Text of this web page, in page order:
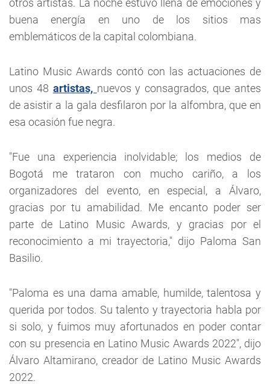
otros artistas. La noche estuvo llena de emociones y
buena energía en uno de los sitios mas
emblemáticos de la capital colombiana.
Latino Music Awards contó con las actuaciones de
unos 48 artistas, nuevos y consagrados, que antes
de asistir a la gala desfilaron por la alfombra, que en
esa ocasión fue negra.
"Fue una experiencia inolvidable; los medios de
Bogotá me trataron con mucho cariño, a los
organizadores del evento, en especial, a Álvaro,
gracias por tu amabilidad. Me encanto poder ser
parte de Latino Music Awards, y gracias por el
reconocimiento a mi trayectoria," dijo Paloma San
Basilio.
"Paloma es una dama amable, humilde, talentosa y
querida por todos. Su talento y trayectoria habla por
si solo, y fuimos muy afortunados en poder contar
con su presencia en Latino Music Awards 2022", dijo
Álvaro Altamirano, creador de Latino Music Awards
2022.